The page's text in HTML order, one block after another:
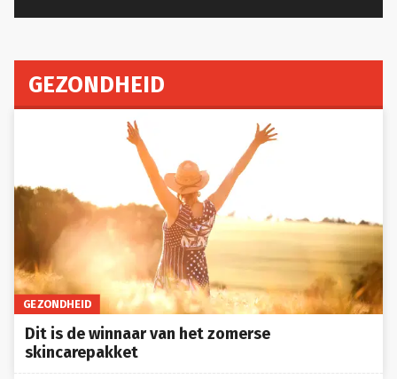
GEZONDHEID
GEZONDHEID
Dit is de winnaar van het zomerse
skincarepakket